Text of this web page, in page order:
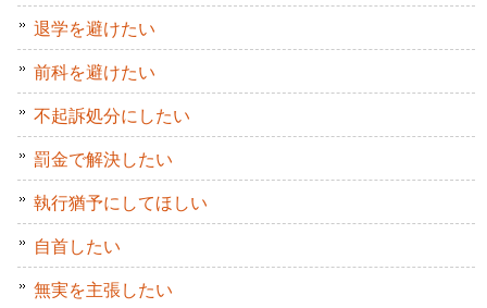
退学を避けたい
前科を避けたい
不起訴処分にしたい
罰金で解決したい
執行猶予にしてほしい
自首したい
無実を主張したい